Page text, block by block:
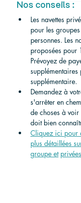
Nos conseils :
Les navettes
pour les
personnes. Les
proposées pour
Prévoyez de
supplémentaire.
Demandez à
s'arrêter en
de choses à
doit bien
Cliquez ici pour
plus détaillées
groupe et privées